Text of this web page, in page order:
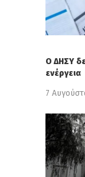
Ο ΔΗΣΥ
ενέργεια
7